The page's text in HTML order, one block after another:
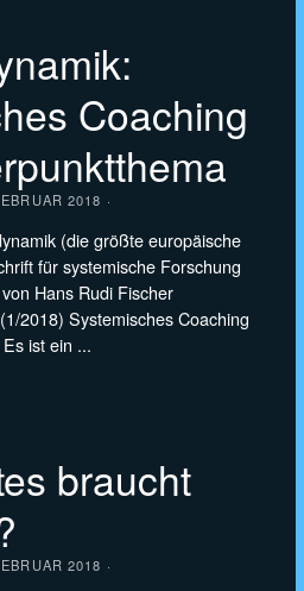
Coaching
2018 ·
(die größte europäische
für systemische Forschung
Hans Rudi Fischer
2018) Systemisches Coaching
ist ein ...
braucht
2018 ·